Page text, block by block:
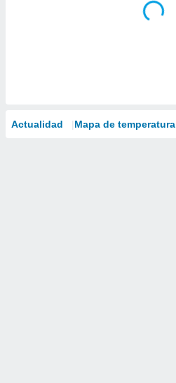
Actualidad Mapa de temperatura